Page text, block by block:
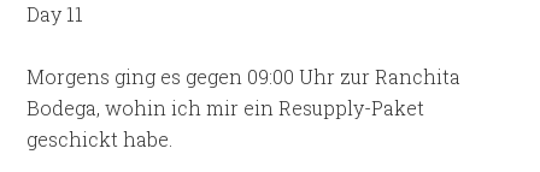
Day 11
Morgens ging es gegen 09:00 Uhr zur Ranchita
Bodega, wohin ich mir ein Resupply-Paket
geschickt habe.